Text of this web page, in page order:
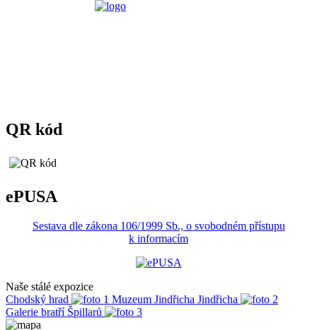
QR kód
ePUSA
Sestava dle zákona 106/1999 Sb., o svobodném přístupu
k informacím
Naše stálé expozice
Chodský hrad
Muzeum Jindřicha Jindřicha
Galerie bratří Špillarů